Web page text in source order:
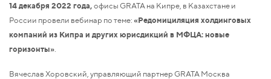
14 декабря 2022 года,офисы GRATA на Кипре, в Казахстане и
России провели вебинар по теме:«Редомициляция холдинговых
компаний из Кипра и других юрисдикций в МФЦА: новые
горизонты».
Вячеслав Хоровский, управляющий партнер GRATA Москва